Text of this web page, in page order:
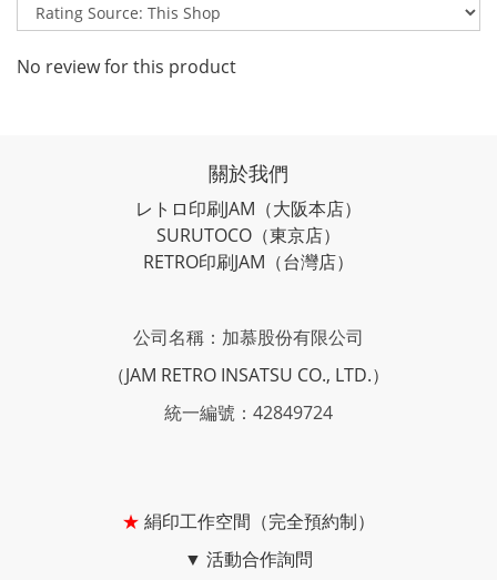
No review for this product
關於我們
レトロ印刷JAM （大阪本店）
SURUTOCO （東京店）
RETRO印刷JAM （台灣店）
公司名稱：加慕股份有限公司
（JAM RETRO INSATSU CO., LTD.）
統一編號：42849724
★ 絹印工作空間（完全預約制）
▼ 活動合作詢問